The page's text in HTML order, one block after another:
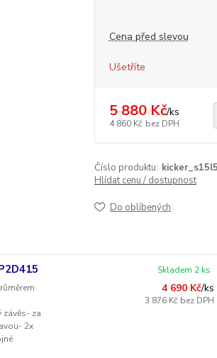
Cena před slevou
Ušetříte
5 880 Kč/ks
4 860 Kč bez DPH
Číslo produktu:
Hlídat cenu / dostupnost
Do oblíbených
za
2x
4 690 Kč/ks
3 876 Kč bez DPH
Skladem 2 ks